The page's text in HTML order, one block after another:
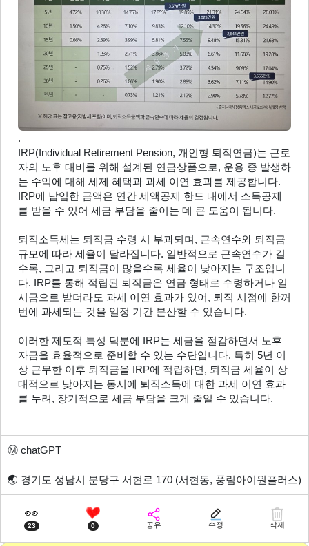
.
IRP(Individual Retirement Pension, 개인형 퇴직연금)는 근로
자의 노후 대비를 위해 설계된 연금상품으로, 운용 중 발생하
는 수익에 대해 세제 혜택과 과세 이연 효과를 제공합니다.
IRP에 납입한 금액은 연간 세액공제 한도 내에서 소득공제
를 받을 수 있어 세금 부담을 줄이는 데 큰 도움이 됩니다.
퇴직소득세는 퇴직금 수령 시 부과되며, 근속연수와 퇴직금
규모에 따라 세율이 달라집니다. 일반적으로 근속연수가 길
수록, 그리고 퇴직금이 많을수록 세율이 낮아지는 구조입니
다. IRP를 통해 적립된 퇴직금은 연금 형태로 수령하거나 일
시금으로 받더라도 과세 이연 효과가 있어, 퇴직 시점에 한꺼
번에 과세되는 것을 일정 기간 분산할 수 있습니다.
이러한 제도적 특성 덕분에 IRP는 세금을 절감하면서 노후
자금을 효율적으로 준비할 수 있는 수단입니다. 특히 5년 이
상 근무한 이후 퇴직금을 IRP에 적립하면, 퇴직금 세율이 상
대적으로 낮아지는 동시에 퇴직소득에 대한 과세 이연 효과
를 누려, 장기적으로 세금 부담을 크게 줄일 수 있습니다.
Ⓜ️ chatGPT
🌏 경기도 성남시 분당구 서현로 170 (서현동, 풍림아이원플러스)
👀
23 0 공유 수정 삭제